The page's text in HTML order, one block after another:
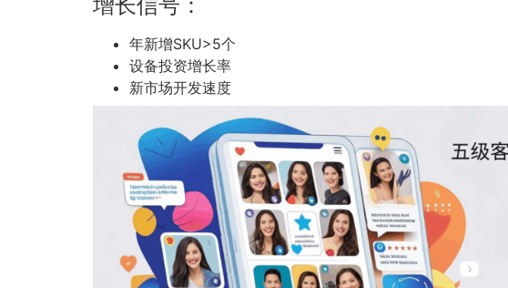
增长信号：
年新增SKU>5个
设备投资增长率
新市场开发速度